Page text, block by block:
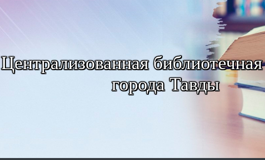
Централизованная
города Тавды